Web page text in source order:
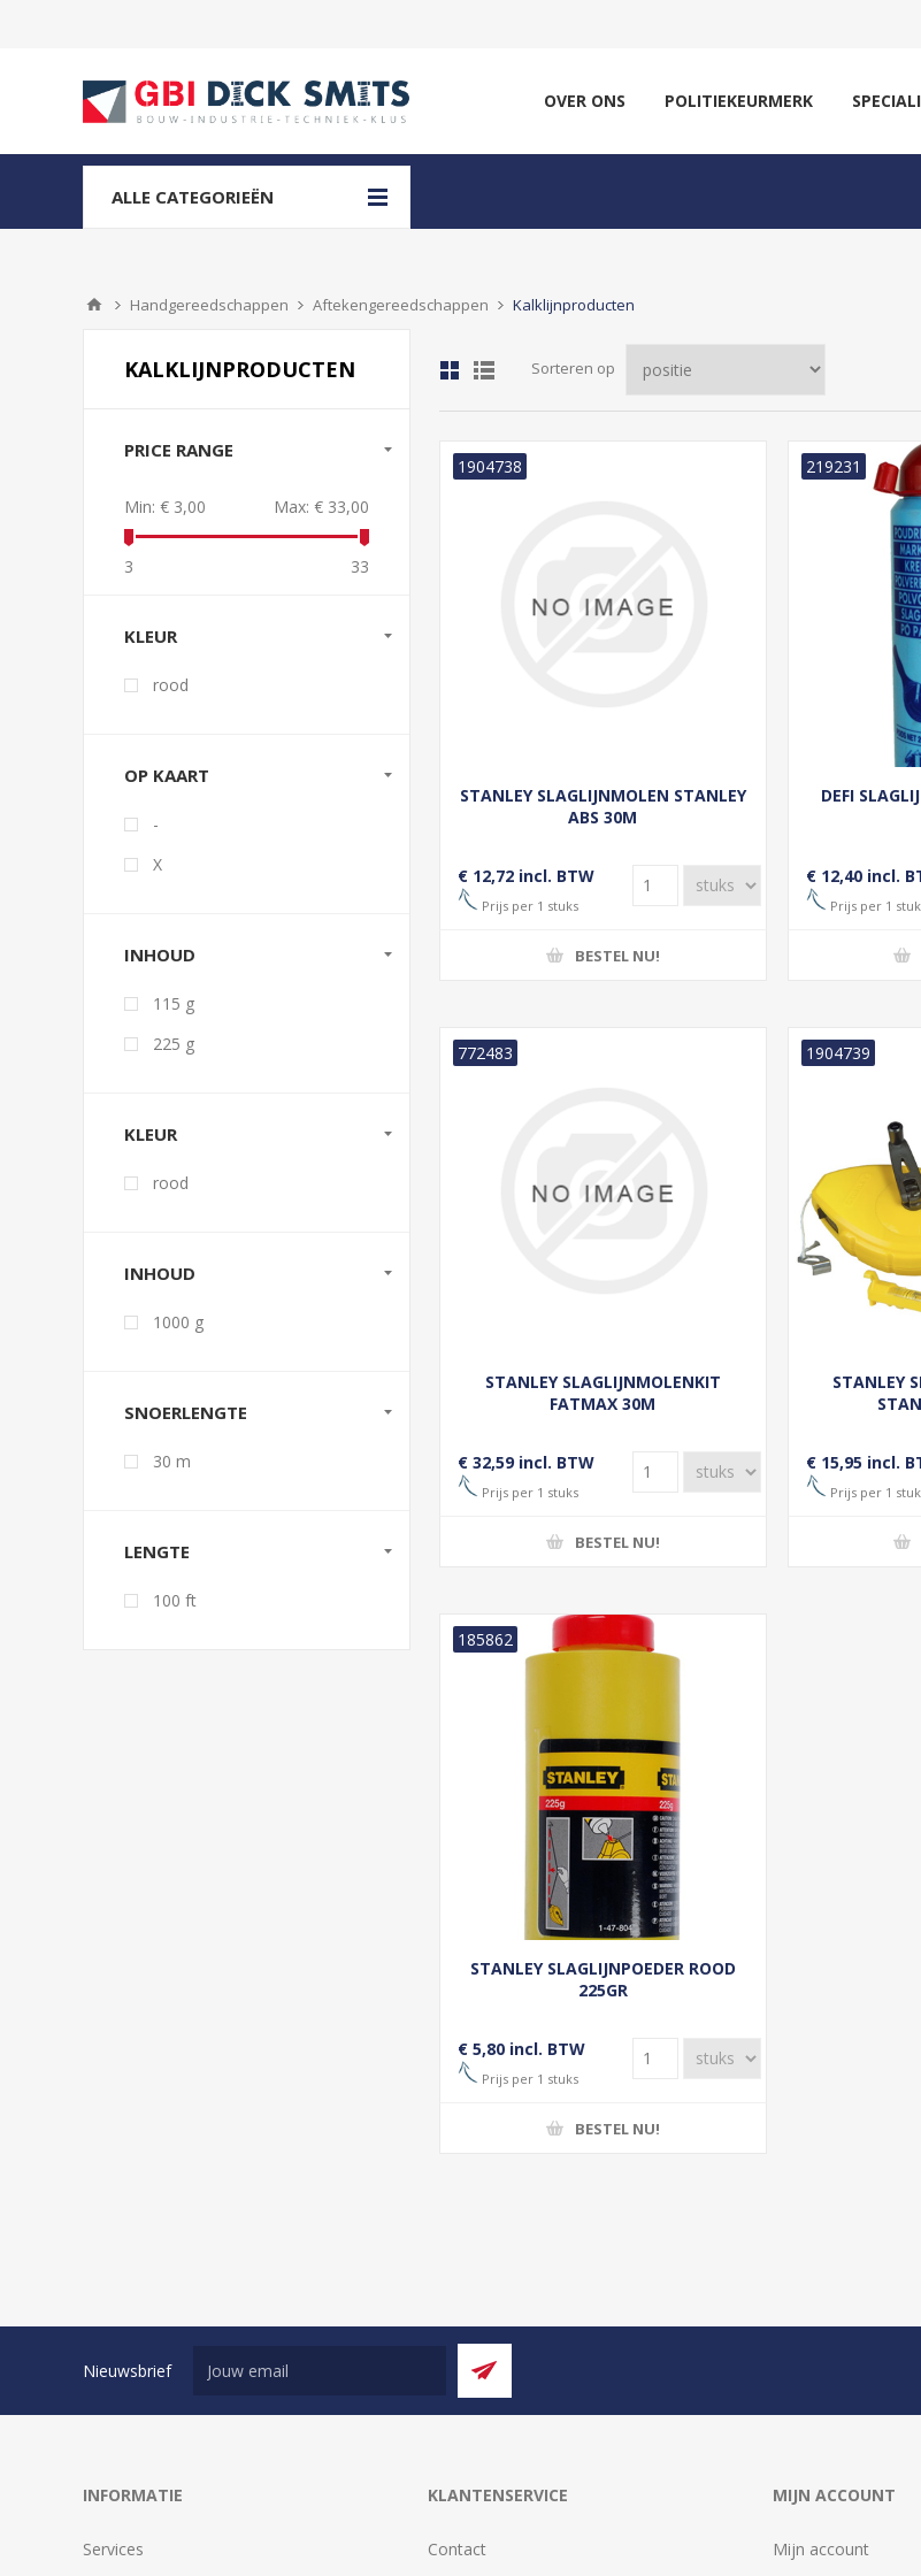
OVER ONS POLITIEKEURMERK
ALLE CATEGORIEËN
Handgereedschappen Aftekengereedschappen Kalklijnproducten
Sorteren op
STANLEY SLAGLIJNMOLEN STANLEY
ABS 30M
1904738
€ 12,72 incl. BTW
Prijs per 1 stuks
BESTEL NU!
DEFI
219231
€ 12,40 incl.
Prijs per 1
STANLEY SLAGLIJNMOLENKIT
FATMAX 30M
772483
€ 32,59 incl. BTW
Prijs per 1 stuks
BESTEL NU!
STANLEY
1904739
€ 15,95 incl.
Prijs per 1
STANLEY SLAGLIJNPOEDER ROOD
225GR
185862
€ 5,80 incl. BTW
Prijs per 1 stuks
BESTEL NU!
KALKLIJNPRODUCTEN
PRICE RANGE
Min: € 3,00 Max: € 33,00
3 33
KLEUR
rood
OP KAART
-
X
INHOUD
115 g
225 g
KLEUR
rood
INHOUD
1000 g
SNOERLENGTE
30 m
LENGTE
100 ft
Nieuwsbrief
INFORMATIE
Services
KLANTENSERVICE
Contact
MIJN ACCOUNT
Mijn account